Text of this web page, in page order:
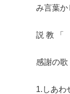
み言葉
説 教 「
感謝の
1.しあ